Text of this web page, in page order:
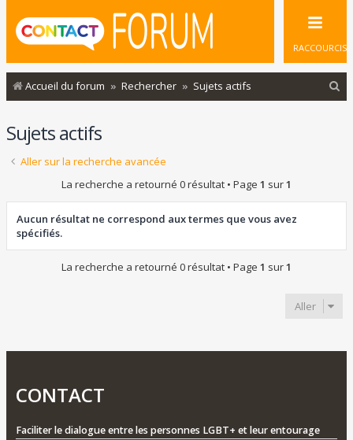
RACCOURCIS
Accueil du forum Rechercher Sujets actifs
Sujets actifs
Aller sur la recherche avancée
La recherche a retourné 0 résultat • Page 1 sur1
Aucun résultat ne correspond aux termes que vous avez
spécifiés.
La recherche a retourné 0 résultat • Page 1 sur1
Aller
CONTACT
Faciliter le dialogue entre les personnes LGBT+ et leur entourage